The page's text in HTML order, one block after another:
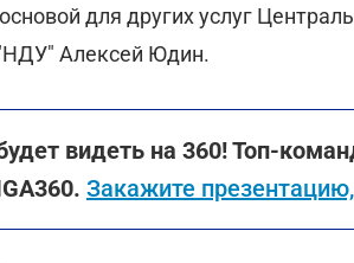
для других услуг
Алексей Юдин.
видеть на 360! Топ-
Закажите